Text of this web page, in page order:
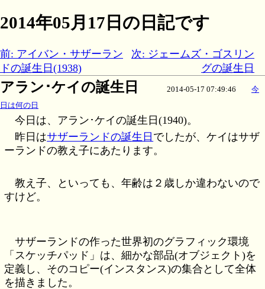
2014年05月17日の日記です
前: アイバン・サザーラン
ドの誕生日(1938)
次: ジェームズ・ゴスリン
グの誕生日
アラン･ケイの誕生日 2014-05-17 07:49:46 今
日は何の日
今日は、アラン･ケイの誕生日(1940)。
昨日はサザーランドの誕生日 でしたが、ケイはサザ
ーランドの教え子にあたります。
教え子、といっても、年齢は２歳しか違わないので
すけど。
サザーランドの作った世界初のグラフィック環境
「スケッチパッド」は、細かな部品(オブジェクト)を
定義し、そのコピー(インスタンス)の集合として全体
を描きました。